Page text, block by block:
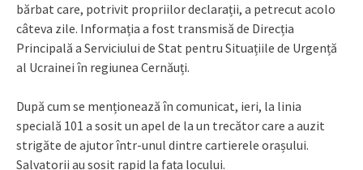
bărbat care, potrivit propriilor declarații, a petrecut acolo
câteva zile. Informația a fost transmisă de Direcția
Principală a Serviciului de Stat pentru Situațiile de Urgență
al Ucrainei în regiunea Cernăuți.
După cum se menționează în comunicat, ieri, la linia
specială 101 a sosit un apel de la un trecător care a auzit
strigăte de ajutor într-unul dintre cartierele orașului.
Salvatorii au sosit rapid la fața locului.